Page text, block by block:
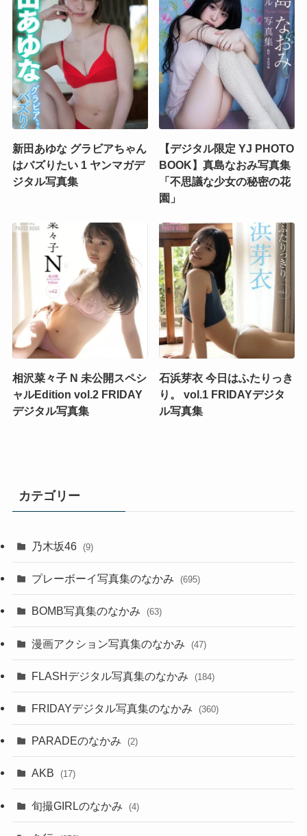
新田あゆな グラビアちゃん
はバズりたい 1 ヤンマガデ
ジタル写真集
【デジタル限定 YJ PHOTO
BOOK】真島なおみ写真集
「不思議な少女の秘密の花
園」
相沢菜々子 N 未公開スペシ
ャルEdition vol.2 FRIDAY
デジタル写真集
石浜芽衣 今日はふたりっき
り。 vol.1 FRIDAYデジタ
ル写真集
カテゴリー
乃木坂46 (9)
プレーボーイ写真集のなかみ (695)
BOMB写真集のなかみ (63)
漫画アクション写真集のなかみ (47)
FLASHデジタル写真集のなかみ (184)
FRIDAYデジタル写真集のなかみ (360)
PARADEのなかみ (2)
AKB (17)
旬撮GIRLのなかみ (4)